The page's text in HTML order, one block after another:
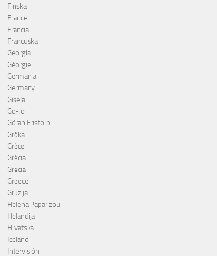
Finska
France
Francia
Francuska
Georgia
Géorgie
Germania
Germany
Gisela
Go-Jo
Göran Fristorp
Grčka
Grèce
Grécia
Grecia
Greece
Gruzija
Helena Paparizou
Holandija
Hrvatska
Iceland
Intervisión